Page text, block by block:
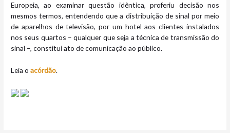
Europeia, ao examinar questão idêntica, proferiu decisão nos
mesmos termos, entendendo que a distribuição de sinal por meio
de aparelhos de televisão, por um hotel aos clientes instalados
nos seus quartos – qualquer que seja a técnica de transmissão do
sinal –, constitui ato de comunicação ao público.
Leia oacórdão.